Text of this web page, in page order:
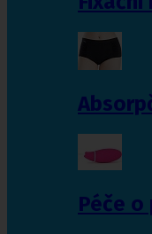
Péče o